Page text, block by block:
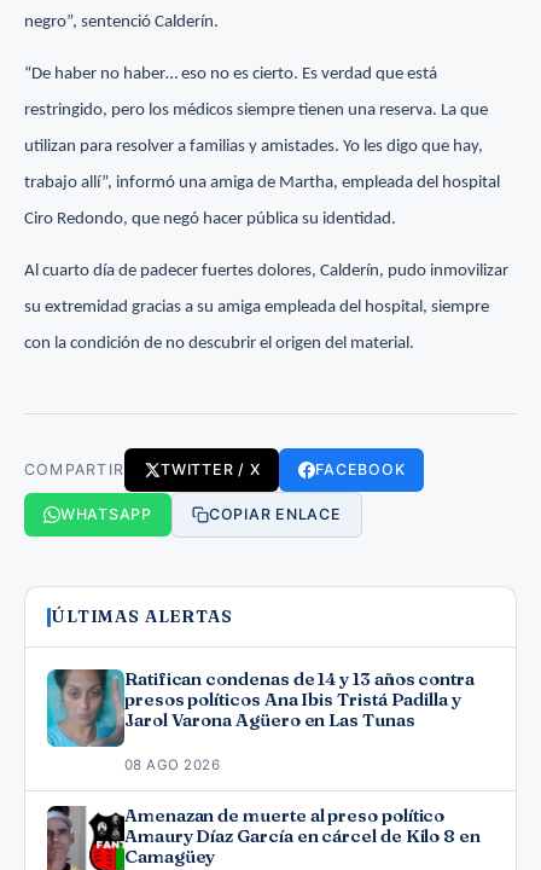
negro”, sentenció Calderín.
“De haber no haber… eso no es cierto. Es verdad que está
restringido, pero los médicos siempre tienen una reserva. La que
utilizan para resolver a familias y amistades. Yo les digo que hay,
trabajo allí”, informó una amiga de Martha, empleada del hospital
Ciro Redondo, que negó hacer pública su identidad.
Al cuarto día de padecer fuertes dolores, Calderín, pudo inmovilizar
su extremidad gracias a su amiga empleada del hospital, siempre
con la condición de no descubrir el origen del material.
COMPARTIR TWITTER / X FACEBOOK
WHATSAPP COPIAR ENLACE
ÚLTIMAS ALERTAS
Ratifican condenas de 14 y 13 años contra
presos políticos Ana Ibis Tristá Padilla y
Jarol Varona Agüero en Las Tunas
08 AGO 2026
Amenazan de muerte al preso político
Amaury Díaz García en cárcel de Kilo 8 en
Camagüey